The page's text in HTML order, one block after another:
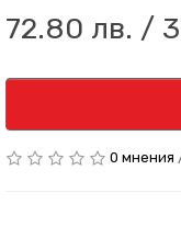
72.80 лв. /
0 мнения